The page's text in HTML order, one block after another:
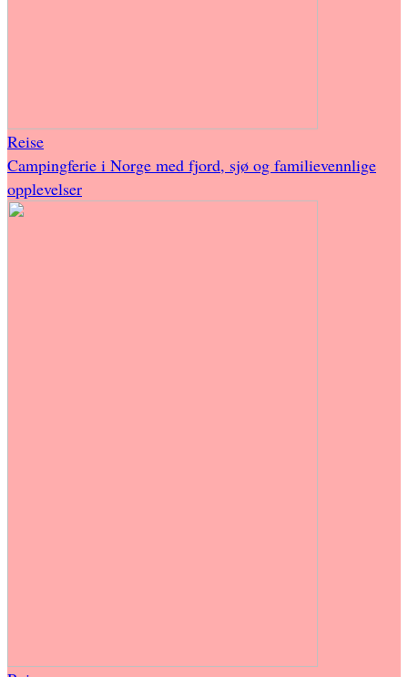
Reise
Campingferie i Norge med fjord, sjø og familievennlige
opplevelser